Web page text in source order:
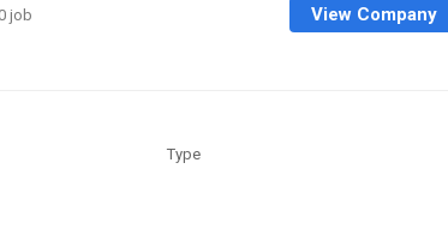
job View Company
Type